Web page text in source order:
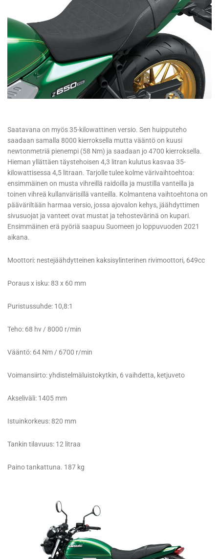
Saatavana on myös 35-kilowattinen versio. Sen huipputeho
saadaan samalla 8000 kierroksella mutta vääntö on kuusi
newtonmetriä pienempi (58 Nm) ja saadaan jo 4700 kierroksella.
Hieman yllättäen täystehoisen 4,3 litran kulutus kasvaa 35-
kilowattisessa 4,5 litraan. Tarjolle tulee kolme värivaihtoehtoa:
ensimmäinen on musta vihreillä raidoilla ja mustilla vanteilla ja
toinen vihreä kullanvärisillä vanteilla. Kolmantena vaihtoehtona on
pääväriltään harmaa versio, jossa ajovalon kehys, jäähdyttimen
sivusuojat ja vanteet ovat mustat ja tehostevärinä on kupari.
Ensimmäinen erä pyöriä saapuu Suomeen jo loppuvuoden 2021
aikana.
Moottori: nestejäähdytteinen kaksisylinterinen rivimoottori, 649cc
Poraus x isku: 83 x 60 mm
Puristussuhde: 10,8:1
Teho: 68 hv / 8000 r/min
Vääntö: 64 Nm / 6700 r/min
Voimansiirto: yhdistelmäluistokytkin, 6 vaihdetta, ketjuveto
Akseliväli: 1405 mm
Istuinkorkeus: 820 mm
Tankin tilavuus: 12 litraa
Paino tankattuna. 187 kg